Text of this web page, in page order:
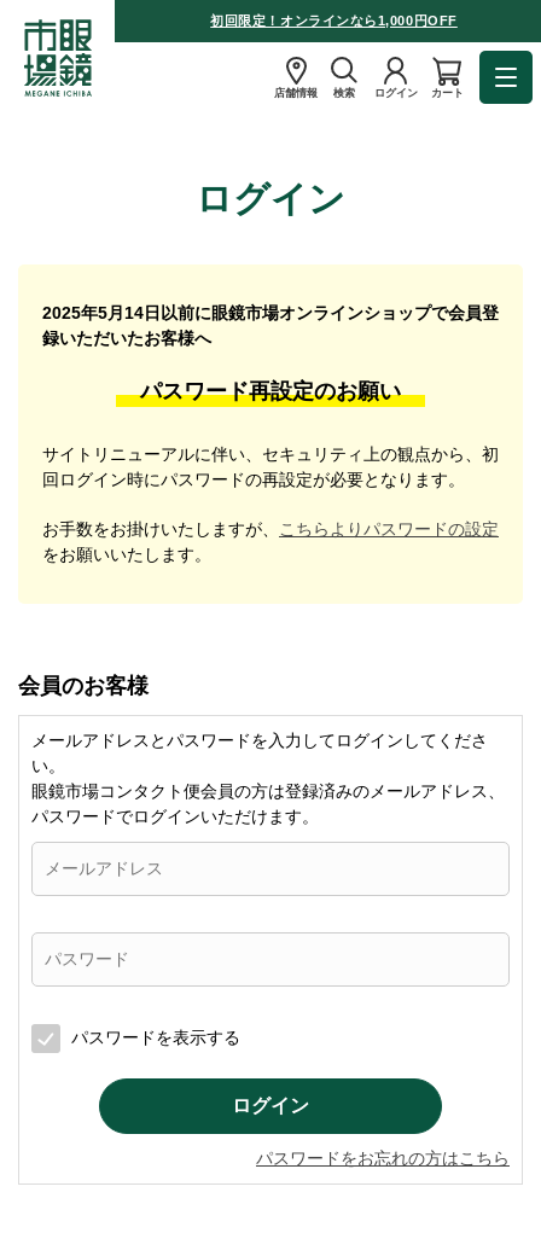
初回限定！オンラインなら1,000円OFF
店舗情報 検索 ログイン カート
ログイン
2025年5月14日以前に眼鏡市場オンラインショップで会員登
録いただいたお客様へ
パスワード再設定のお願い
サイトリニューアルに伴い、セキュリティ上の観点から、初
回ログイン時にパスワードの再設定が必要となります。
お手数をお掛けいたしますが、
こちらよりパスワードの設定
をお願いいたします。
会員のお客様
メールアドレスとパスワードを入力してログインしてくださ
い。
眼鏡市場コンタクト便会員の方は登録済みのメールアドレス、
パスワードでログインいただけます。
パスワードを表示する
パスワードをお忘れの方はこちら